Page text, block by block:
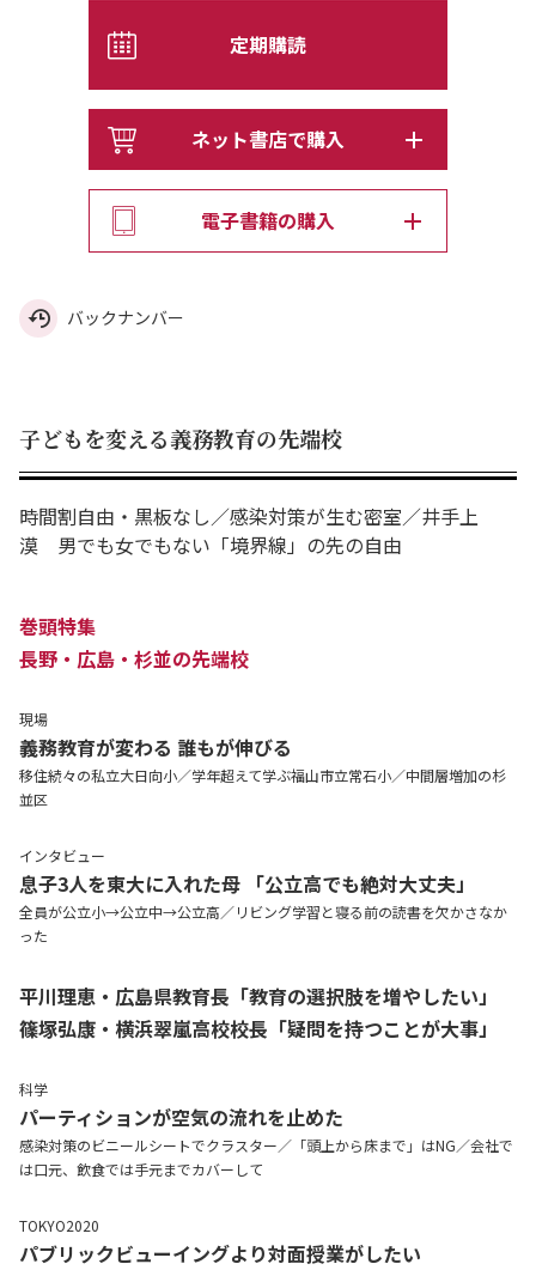
定期購読
ネット書店で購入
電子書籍の購入
バックナンバー
子どもを変える義務教育の先端校
時間割自由・黒板なし／感染対策が生む密室／井手上
漠 男でも女でもない「境界線」の先の自由
巻頭特集
長野・広島・杉並の先端校
現場
義務教育が変わる 誰もが伸びる
移住続々の私立大日向小／学年超えて学ぶ福山市立常石小／中間層増加の杉
並区
インタビュー
息子3人を東大に入れた母 「公立高でも絶対大丈夫」
全員が公立小→公立中→公立高／リビング学習と寝る前の読書を欠かさなか
った
平川理恵・広島県教育長「教育の選択肢を増やしたい」
篠塚弘康・横浜翠嵐高校校長「疑問を持つことが大事」
科学
パーティションが空気の流れを止めた
感染対策のビニールシートでクラスター／「頭上から床まで」はNG／会社で
は口元、飲食では手元までカバーして
TOKYO2020
パブリックビューイングより対面授業がしたい